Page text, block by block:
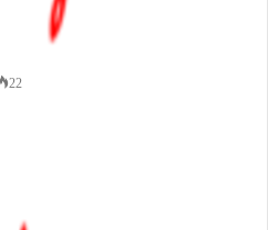
22